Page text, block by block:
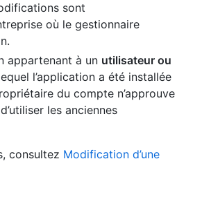
sont
où le gestionnaire
appartenant à un utilisateur ou
l’application a été installée
du compte n’approuve
les anciennes
consultez Modification d’une